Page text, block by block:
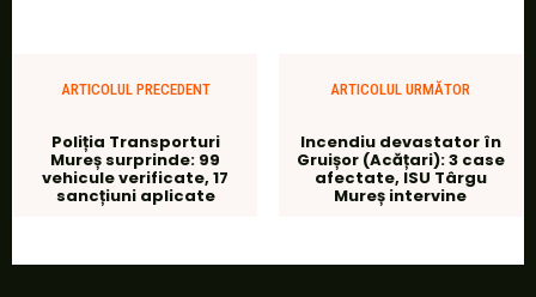
ARTICOLUL PRECEDENT
Poliția Transporturi
Mureș surprinde: 99
vehicule verificate, 17
sancțiuni aplicate
ARTICOLUL URMĂTOR
Incendiu devastator în
Gruișor (Acățari): 3 case
afectate, ISU Târgu
Mureș intervine